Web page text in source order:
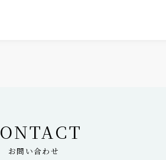
CONTACT
お問い合わせ